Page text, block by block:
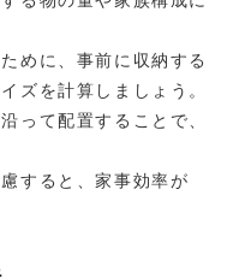
めに、事前に収納する
ズを計算しましょう。
って配置することで、
すると、家事効率が